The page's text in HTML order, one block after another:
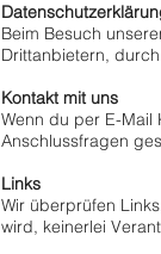
Beim Besuch
Drittanbietern,
Kontakt mit uns
Wenn du per E-Mail
Anschlussfragen
Links
Wir überprüfen
wird, keinerlei